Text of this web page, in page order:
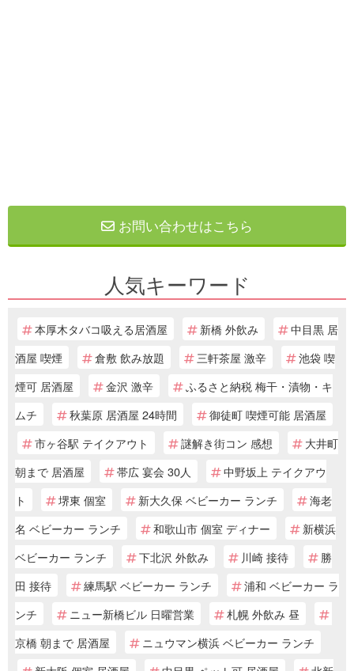
お問い合わせはこちら
人気キーワード
本厚木タバコ吸える居酒屋 新橋 外飲み
中目黒 居
酒屋 喫煙
倉敷 飲み放題 三軒茶屋 激辛
池袋 喫
煙可 居酒屋
金沢 激辛
ふるさと納税 梅干・漬物・キ
ムチ
秋葉原 居酒屋 24時間
御徒町 喫煙可能 居酒屋
市ヶ谷駅 テイクアウト
謎解き街コン 感想
大井町
朝まで 居酒屋
帯広 宴会 30人
中野坂上 テイクアウ
ト
堺東 個室 新大久保 ベビーカー ランチ
海老
名 ベビーカー ランチ
和歌山市 個室 ディナー
新横浜
ベビーカー ランチ
下北沢 外飲み 川崎 接待
勝
田 接待
練馬駅 ベビーカー ランチ
浦和 ベビーカー ラ
ンチ
ニュー新橋ビル 日曜営業
札幌 外飲み 昼
京橋 朝まで 居酒屋
ニュウマン横浜 ベビーカー ランチ